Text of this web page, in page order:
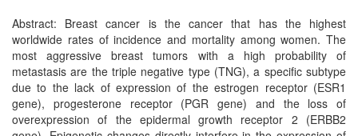
Abstract: Breast cancer is the cancer that has the highest
worldwide rates of incidence and mortality among women. The
most aggressive breast tumors with a high probability of
metastasis are the triple negative type (TNG), a specific subtype
due to the lack of expression of the estrogen receptor (ESR1
gene), progesterone receptor (PGR gene) and the loss of
overexpression of the epidermal growth receptor 2 (ERBB2